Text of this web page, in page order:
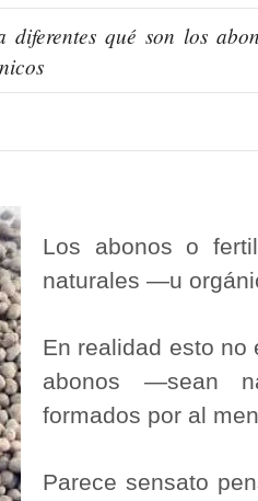
diferentes qué son los
Los abonos o
naturales ―u
En realidad esto no
abonos ―sean
formados por al
Parece sensato